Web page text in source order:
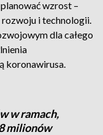
wzrost –
i technologii.
dla całego
koronawirusa.
w ramach,
milionów